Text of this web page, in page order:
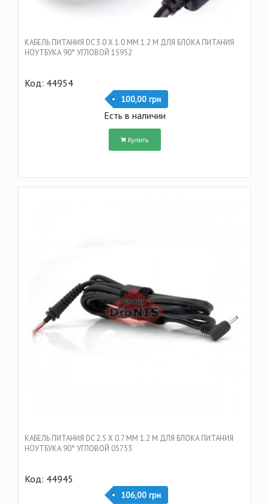
КАБЕЛЬ ПИТАНИЯ DC 3.0 Х 1.0 ММ 1.2 M ДЛЯ БЛОКА ПИТАНИЯ
НОУТБУКА 90° УГЛОВОЙ 15952
Код: 44954
100,00 грн
Есть в наличии
Купить
КАБЕЛЬ ПИТАНИЯ DC 2.5 Х 0.7 ММ 1.2 M ДЛЯ БЛОКА ПИТАНИЯ
НОУТБУКА 90° УГЛОВОЙ 05753
Код: 44945
106,00 грн